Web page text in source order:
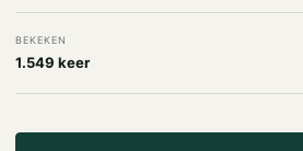
BEKEKEN
1.549 keer